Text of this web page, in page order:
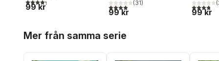
99 kr
3,9utav 5 stjärnor. Totalt antal röster:
(31)
99 kr
3,8utav (
99 kr
Mer från samma serie